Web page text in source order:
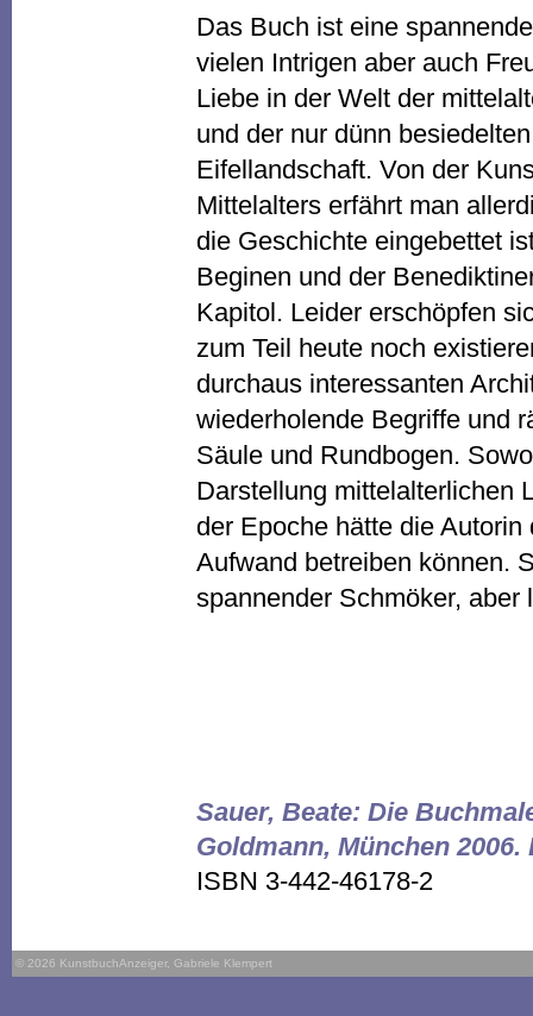
Das Buch ist eine
vielen Intrigen aber auch
Liebe in der Welt der
und der nur dünn
Eifellandschaft. Von der
Mittelalters erfährt man
die Geschichte eingebettet
Beginen und der
Kapitol. Leider erschöpfen
zum Teil heute noch
durchaus interessanten
wiederholende Begriffe und
Säule und Rundbogen.
Darstellung mittelalterlichen
der Epoche hätte die
Aufwand betreiben können.
spannender Schmöker, aber
Sauer, Beate: Die
Goldmann, München 2006.
ISBN 3-442-46178-2
© 2026 KunstbuchAnzeiger, Gabriele Klempert